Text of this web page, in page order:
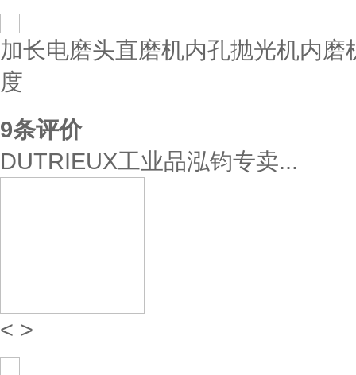
加长电磨头直磨机内孔抛光机内
度
9条评价
DUTRIEUX工业品泓钧专卖...
< >